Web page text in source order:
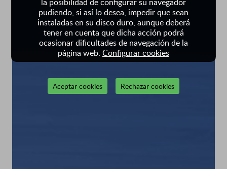
pudiendo, si así lo desea, impedir que sean
instaladas en su disco duro, aunque deberá
tener en cuenta que dicha acción podrá
ocasionar dificultades de navegación de la
página web. Configurar cookies
Aceptar cookies Rechazar cookies